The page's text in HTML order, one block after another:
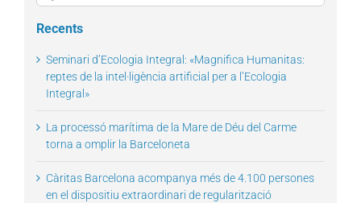
for:
Recents
Seminari d’Ecologia Integral: «Magnifica Humanitas:
reptes de la intel·ligència artificial per a l’Ecologia
Integral»
La processó marítima de la Mare de Déu del Carme
torna a omplir la Barceloneta
Càritas Barcelona acompanya més de 4.100 persones
en el dispositiu extraordinari de regularització